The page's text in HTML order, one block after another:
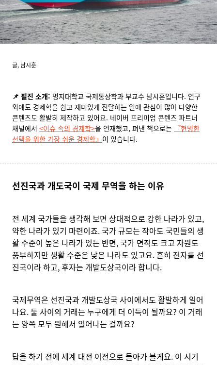
글, 남시훈
📌 필진 소개: 명지대학교 국제통상학과 부교수 남시훈입니다. 연구
외에도 경제학을 쉽고 재미있게 전달하는 일에 관심이 많아 다양한
콘텐츠도 활발히 제작하고 있어요. 네이버 프리미엄 콘텐츠 파트너
채널에서 <이슈 속의 경제학>을 연재했고, 펴낸 책으로는 『현명한
선택을 위한 가장 쉬운 경제학』 이 있습니다.
선진국과 개도국이 국제 무역을 하는 이유
전 세계 국가들을 생각해 보면 상대적으로 강한 나라가 있고,
약한 나라가 있기 마련이죠. 국가 규모는 작아도 국민들의 생
활 수준이 높은 나라가 있는 반면, 국가 면적도 크고 자원도
풍부하지만 생활 수준은 낮은 나라도 있고요. 흔히 전자를 선
진국이라 하고, 후자는 개발도상국이라 합니다.
국제무역은 선진국과 개발도상국 사이에서도 활발하게 일어
나요. 둘 사이의 거래는 누구에게 더 이득이 될까요? 이 거래
는 양쪽 모두 원해서 일어나는 걸까요?
답을 하기 전에 세계 대전 이전으로 돌아가 볼게요. 이 시기